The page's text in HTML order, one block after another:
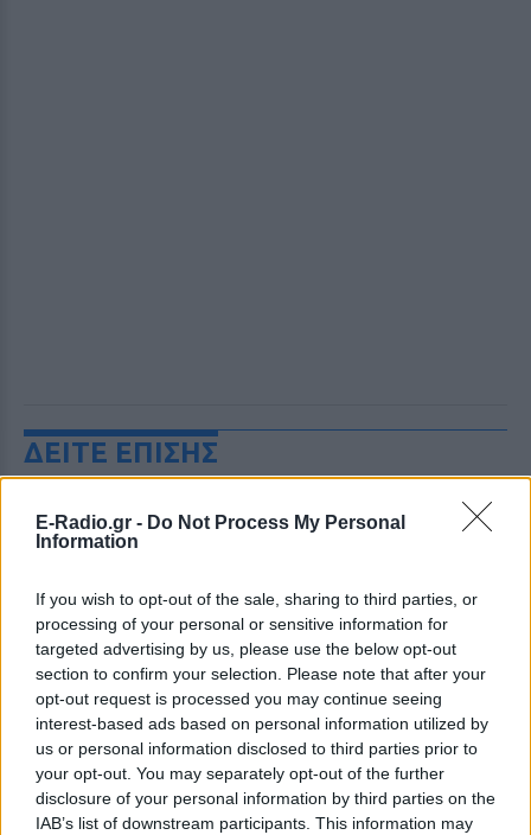
E-Radio.gr - Do Not Process My Personal
Information
If you wish to opt-out of the sale, sharing to third parties, or
processing of your personal or sensitive information for
targeted advertising by us, please use the below opt-out
section to confirm your selection. Please note that after your
opt-out request is processed you may continue seeing
interest-based ads based on personal information utilized by
us or personal information disclosed to third parties prior to
your opt-out. You may separately opt-out of the further
disclosure of your personal information by third parties on the
IAB’s list of downstream participants. This information may
ΔΕΙΤΕ ΕΠΙΣΗΣ
ΣΤΗΝ ΙΔΙΑ ΚΑΤΗΓΟΡΙΑ
στην Κέρκυρα: «Θα σηκωθώ πιο
δυνατός»
ΧΤΕΣ
Ο ηθοποιός και χορευτής μοιράστηκε
στο Instagram μια φωτογραφία από
πρόσφατη εξέτασή του, με ένα μήνυμα
θάρρους
Φοβερή ιστορία στον ΟΦΗ:
Ένας κάτοχος εισιτηρίου
διαρκείας είναι μόλις 2 μηνών